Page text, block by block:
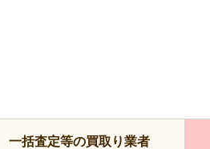
一括査定等の買取り業者